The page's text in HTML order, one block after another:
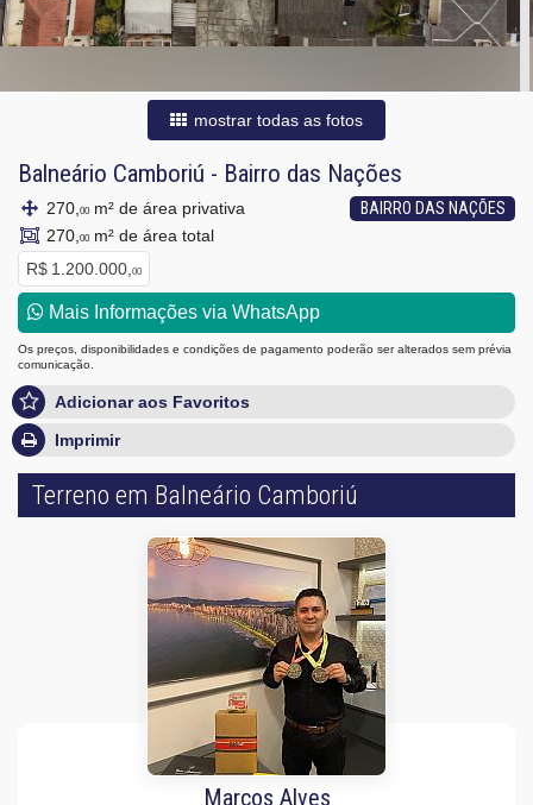
mostrar todas as fotos
Balneário Camboriú - Bairro das Nações
BAIRRO DAS NAÇÕES
270, 00m² de área privativa
270, 00m² de área total
R$ 1.200.000, 00
Mais Informações via WhatsApp
Os preços, disponibilidades e condições de pagamento poderão ser alterados sem prévia
comunicação.
Adicionar aos Favoritos
Imprimir
Terreno em Balneário Camboriú
Marcos Alves